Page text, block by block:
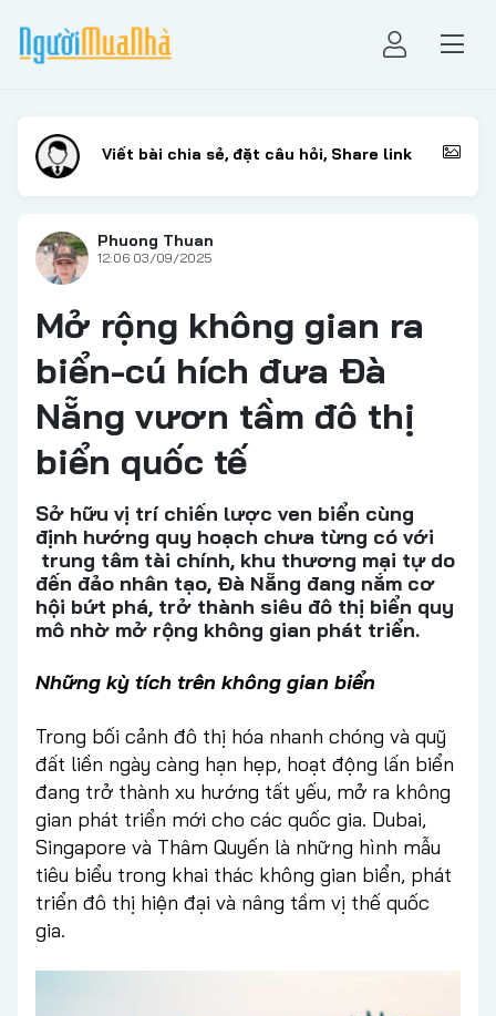
Phuong Thuan
12:06 03/09/2025
Mở rộng không gian ra
biển-cú hích đưa Đà
Nẵng vươn tầm đô thị
biển quốc tế
Sở hữu vị trí chiến lược ven biển cùng
định hướng quy hoạch chưa từng có với
trung tâm tài chính, khu thương mại tự do
đến đảo nhân tạo, Đà Nẵng đang nắm cơ
hội bứt phá, trở thành siêu đô thị biển quy
mô nhờ mở rộng không gian phát triển.
Những kỳ tích trên không gian biển
Trong bối cảnh đô thị hóa nhanh chóng và quỹ
đất liền ngày càng hạn hẹp, hoạt động lấn biển
đang trở thành xu hướng tất yếu, mở ra không
gian phát triển mới cho các quốc gia. Dubai,
Singapore và Thâm Quyến là những hình mẫu
tiêu biểu trong khai thác không gian biển, phát
triển đô thị hiện đại và nâng tầm vị thế quốc
gia.